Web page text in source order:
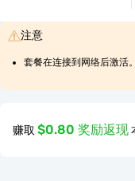
注意
套餐在连接到网络后激活。
赚取 $0.80 奖励返现